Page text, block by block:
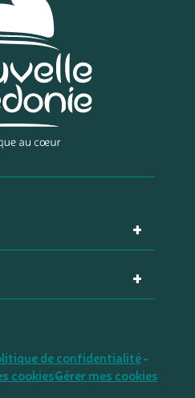
de confidentialité
cookiesGérer mes cookies